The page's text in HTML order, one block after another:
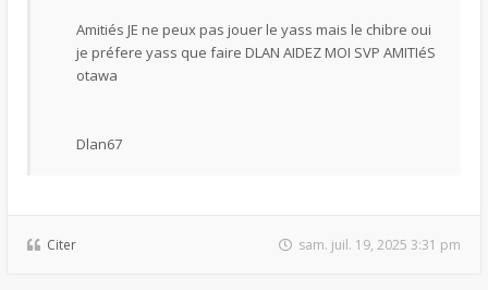
Amitiés JE ne peux pas jouer le yass mais le chibre oui
je préfere yass que faire DLAN AIDEZ MOI SVP AMITIéS
otawa
Dlan67
Citer sam. juil. 19, 2025 3:31 pm